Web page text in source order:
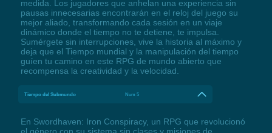
medida. Los jugadores que anhelan una experiencia sin
pausas innecesarias encontrarán en el reloj del juego su
mejor aliado, transformando cada sesión en un viaje
dinámico donde el tiempo no te detiene, te impulsa.
Sumérgete sin interrupciones, vive la historia al máximo y
deja que el Tiempo mundial y la manipulación del tiempo
guíen tu camino en este RPG de mundo abierto que
recompensa la creatividad y la velocidad.
Tiempo del Submundo Num 5
En Swordhaven: Iron Conspiracy, un RPG que revolucionó
el género con su sistema sin clases y misiones de